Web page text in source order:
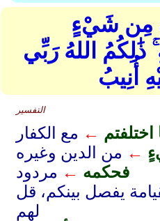
مِن شَيْءٍ
ذَٰلِكُمُ اللهُ رَبِّي
أُنِيبُ
التفسير
اختلفتم ← مع الكفار
← من الدين وغيره
فحكمه ← مردود
يفصل بينكم، قل
لهم